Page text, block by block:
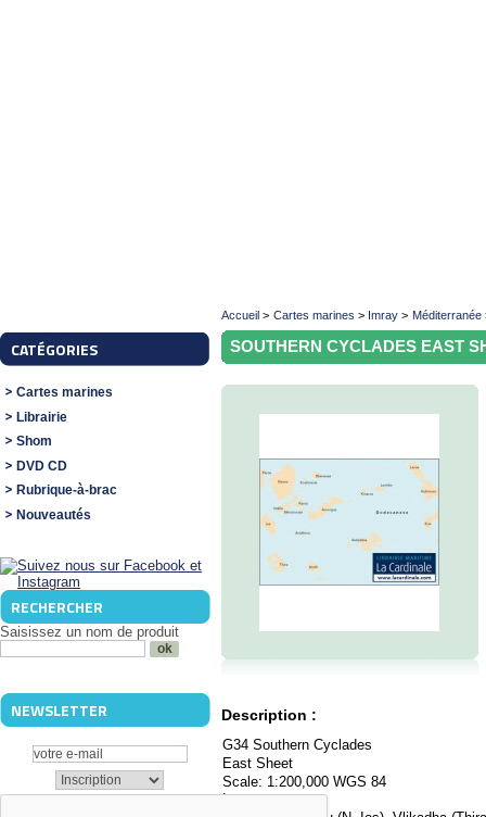
CATÉGORIES
Cartes marines
Librairie
Shom
DVD CD
Rubrique-à-brac
Nouveautés
RECHERCHER
Saisissez un nom de produit
NEWSLETTER
Accueil > Cartes marines > Imray > Méditerranée
SOUTHERN CYCLADES EAST
Description :
G34 Southern Cyclades
East Sheet
Scale: 1:200,000 WGS 84
Imray